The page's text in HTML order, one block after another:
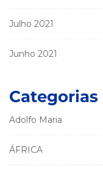
Julho 2021
Junho 2021
Categorias
Adolfo Maria
ÁFRICA